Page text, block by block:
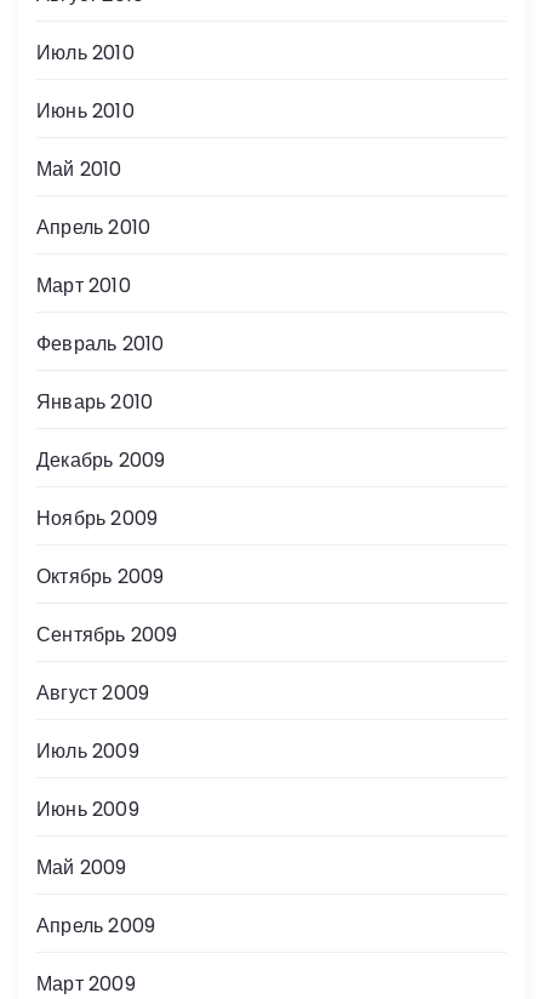
Июль 2010
Июнь 2010
Май 2010
Апрель 2010
Март 2010
Февраль 2010
Январь 2010
Декабрь 2009
Ноябрь 2009
Октябрь 2009
Сентябрь 2009
Август 2009
Июль 2009
Июнь 2009
Май 2009
Апрель 2009
Март 2009